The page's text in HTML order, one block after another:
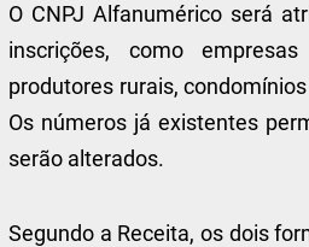
O CNPJ Alfanumérico será
inscrições, como
produtores rurais,
Os números já existentes
serão alterados.
Segundo a Receita, os dois